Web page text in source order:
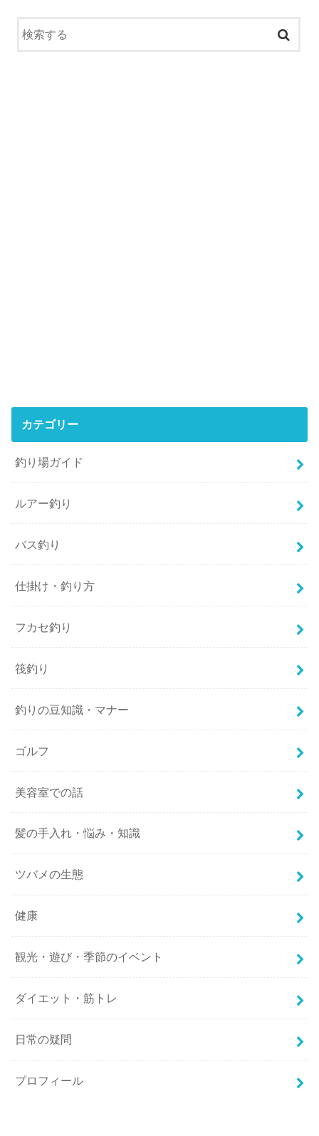
カテゴリー
釣り場ガイド
ルアー釣り
バス釣り
仕掛け・釣り方
フカセ釣り
筏釣り
釣りの豆知識・マナー
ゴルフ
美容室での話
髪の手入れ・悩み・知識
ツバメの生態
健康
観光・遊び・季節のイベント
ダイエット・筋トレ
日常の疑問
プロフィール